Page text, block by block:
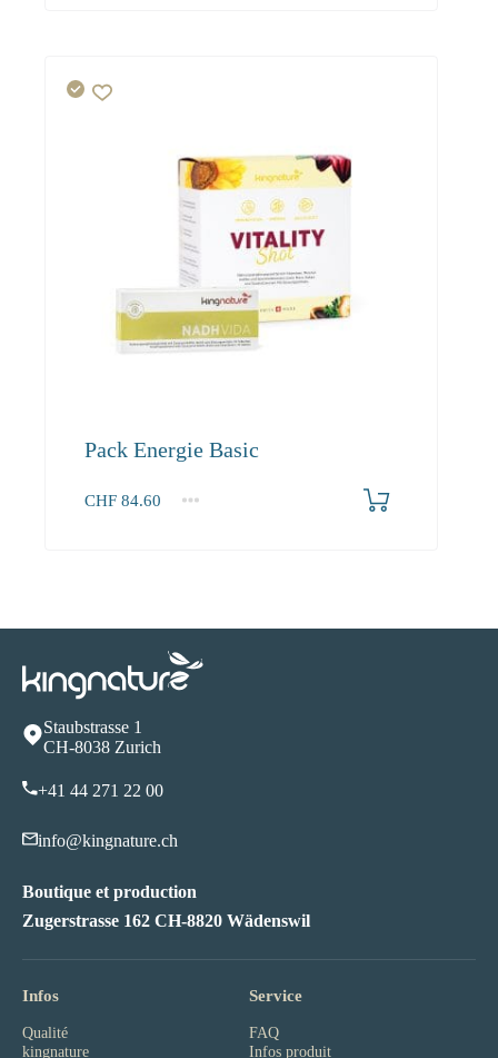
Pack Energie Basic
CHF 84.60
1+
Staubstrasse 1
CH-8038 Zurich
+41 44 271 22 00
info@kingnature.ch
Boutique et production
Zugerstrasse 162 CH-8820 Wädenswil
Infos
Qualité
kingnature
Service
FAQ
Infos produit